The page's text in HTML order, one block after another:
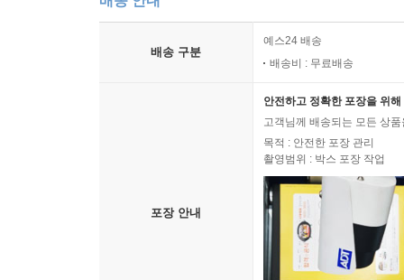
배송 구분
예스24 배송
배송비 : 무료배송
포장 안내
안전하고 정확한 포장을 위
고객님께 배송되는 모든 상
목적 : 안전한 포장 관리
촬영범위 : 박스 포장 작업